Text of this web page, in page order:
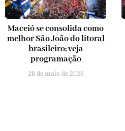
Maceió se consolida como
melhor São João do litoral
brasileiro; veja
programação
28 de maio de 2026